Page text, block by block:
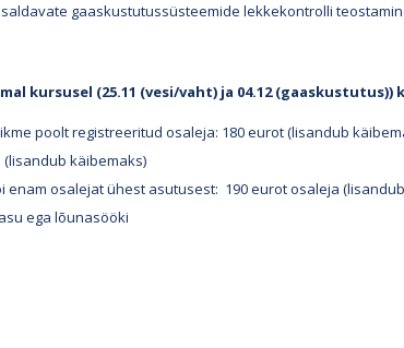
gaaskustutussüsteemide lekkekontrolli
kursusel (25.11 (vesi/vaht) ja 04.12
poolt registreeritud osaleja: 180 eurot (lisandub
käibemaks)
enam osalejat ühest asutusest: 190 eurot osaleja
ega lõunasööki